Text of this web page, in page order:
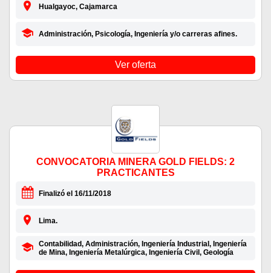
Hualgayoc, Cajamarca
Administración, Psicología, Ingeniería y/o carreras afines.
Ver oferta
CONVOCATORIA MINERA GOLD FIELDS: 2
PRACTICANTES
Finalizó el 16/11/2018
Lima.
Contabilidad, Administración, Ingeniería Industrial, Ingeniería
de Mina, Ingeniería Metalúrgica, Ingeniería Civil, Geología